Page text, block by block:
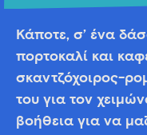
Κάποτε, σ’ ένα
πορτοκαλί και
σκαντζόχοιρος-
του για τον
βοήθεια για να